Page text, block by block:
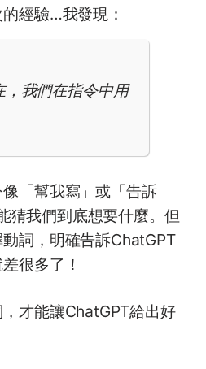
經驗…我發現：
，我們在指令中用
「幫我寫」或「告訴
猜我們到底想要什麼。但
詞，明確告訴ChatGPT
很多了！
才能讓ChatGPT給出好